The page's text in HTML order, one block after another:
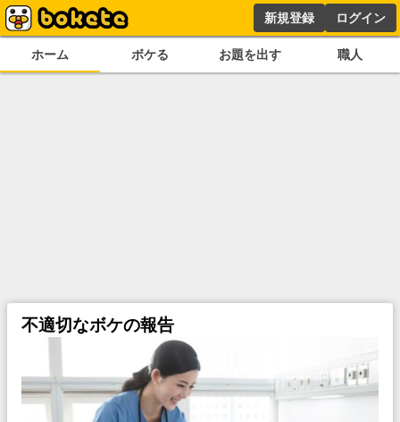
新規登録 ログイン
ホーム ボケる お題を出す 職人
不適切なボケの報告